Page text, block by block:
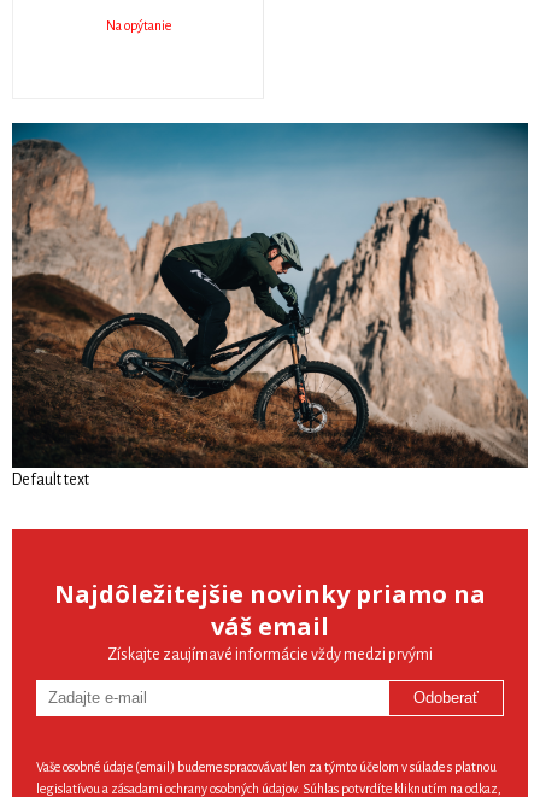
Na opýtanie
Default text
Najdôležitejšie novinky priamo na
váš email
Získajte zaujímavé informácie vždy medzi prvými
Odoberať
Vaše osobné údaje (email) budeme spracovávať len za týmto účelom v súlade s platnou
legislatívou a zásadami ochrany osobných údajov. Súhlas potvrdíte kliknutím na odkaz,